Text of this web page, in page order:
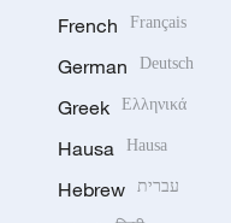
French Français
German Deutsch
Greek Ελληνικά
Hausa Hausa
Hebrew עברית